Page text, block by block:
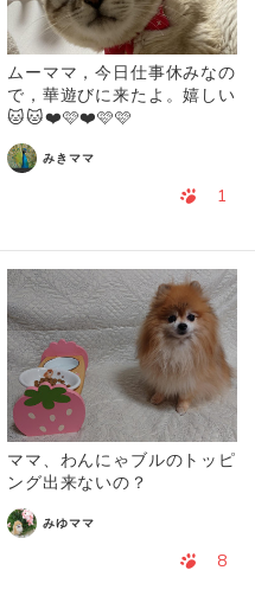
ムーママ，今日仕事休みなの
で，華遊びに来たよ。嬉しい
🐱🐱❤️🩷❤️🩷🩷
みきママ
1
ママ、わんにゃブルのトッピ
ング出来ないの？
みゆママ
8